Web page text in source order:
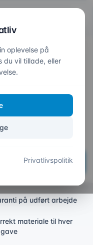
fuger til
fuger med
på udført arbejde
materiale til hver
give et præcist
oplevelse på
du vil tillade, eller
Privatlivspolitik